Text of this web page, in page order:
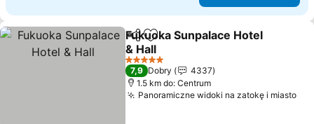
Udostępnij
Dodaj do ulubionych
Fukuoka Sunpalace Hotel
& Hall
Wyświetl ceny
5 Kategoria
7,9 Dobry
4337
1.5 km do: Centrum
Panoramiczne widoki na zatokę i miasto